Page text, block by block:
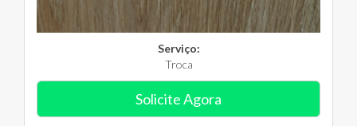
Serviço:
Troca
Solicite Agora